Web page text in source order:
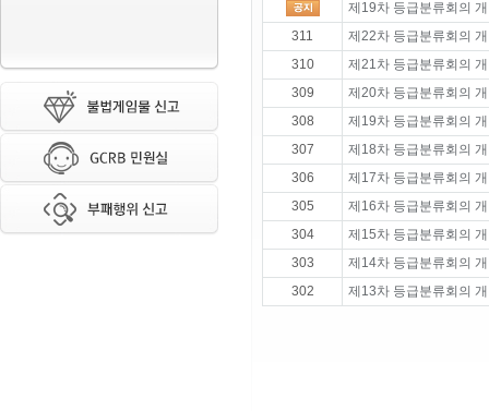
제19차 등급분류회의
311
제22차 등급분류회의
310
제21차 등급분류회의
309
제20차 등급분류회의
308
제19차 등급분류회의
307
제18차 등급분류회의
306
제17차 등급분류회의
305
제16차 등급분류회의
304
제15차 등급분류회의
303
제14차 등급분류회의
302
제13차 등급분류회의